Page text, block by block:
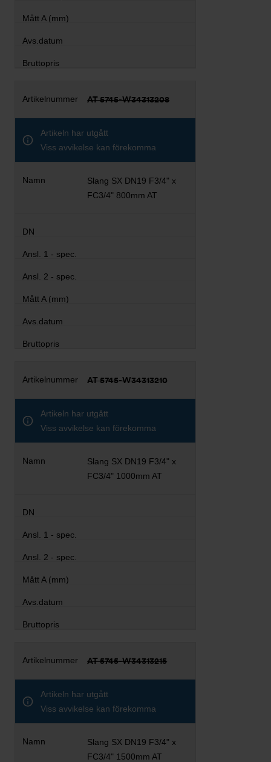
AT 5745-W34313208
Artikeln har utgått
Viss avvikelse kan förekomma
Slang SX DN19 F3/4" x
FC3/4" 800mm AT
AT 5745-W34313210
Artikeln har utgått
Viss avvikelse kan förekomma
Slang SX DN19 F3/4" x
FC3/4" 1000mm AT
AT 5745-W34313215
Artikeln har utgått
Viss avvikelse kan förekomma
Slang SX DN19 F3/4" x
FC3/4" 1500mm AT